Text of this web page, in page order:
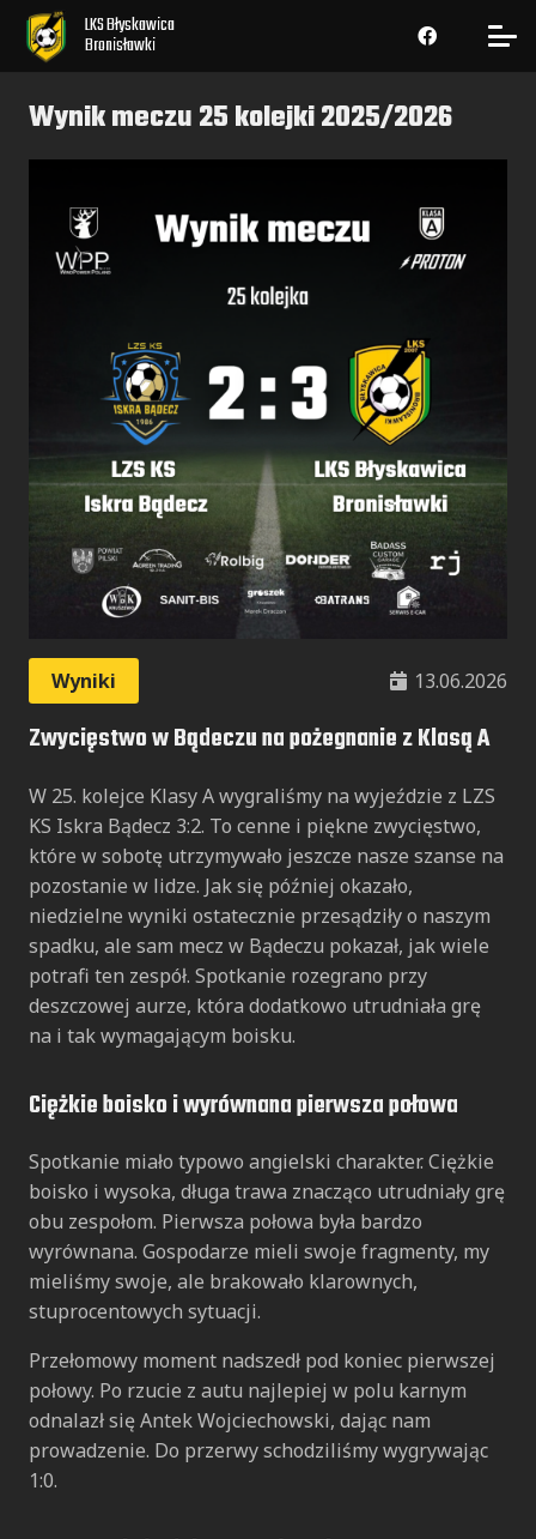
LKS Błyskawica
Bronisławki
Wynik meczu 25 kolejki 2025/2026
Wyniki 13.06.2026
Zwycięstwo w Bądeczu na pożegnanie z Klasą A
W 25. kolejce Klasy A wygraliśmy na wyjeździe z LZS
KS Iskra Bądecz 3:2. To cenne i piękne zwycięstwo,
które w sobotę utrzymywało jeszcze nasze szanse na
pozostanie w lidze. Jak się później okazało,
niedzielne wyniki ostatecznie przesądziły o naszym
spadku, ale sam mecz w Bądeczu pokazał, jak wiele
potrafi ten zespół. Spotkanie rozegrano przy
deszczowej aurze, która dodatkowo utrudniała grę
na i tak wymagającym boisku.
Ciężkie boisko i wyrównana pierwsza połowa
Spotkanie miało typowo angielski charakter. Ciężkie
boisko i wysoka, długa trawa znacząco utrudniały grę
obu zespołom. Pierwsza połowa była bardzo
wyrównana. Gospodarze mieli swoje fragmenty, my
mieliśmy swoje, ale brakowało klarownych,
stuprocentowych sytuacji.
Przełomowy moment nadszedł pod koniec pierwszej
połowy. Po rzucie z autu najlepiej w polu karnym
odnalazł się Antek Wojciechowski, dając nam
prowadzenie. Do przerwy schodziliśmy wygrywając
1:0.